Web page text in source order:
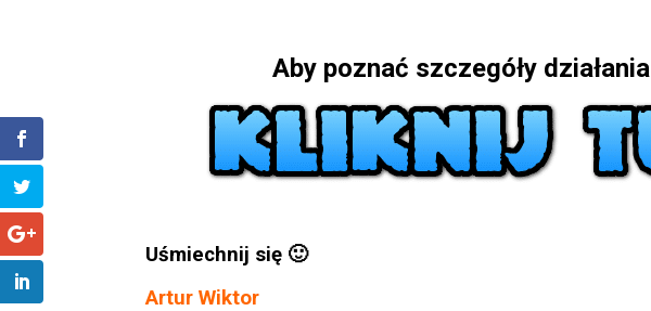
Aby poznać szczegóły działania
Uśmiechnij się 🙂
Artur Wiktor